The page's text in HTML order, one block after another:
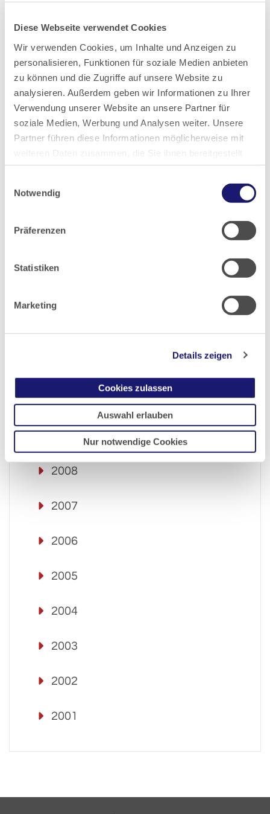
Diese Webseite verwendet Cookies
Wir verwenden Cookies, um Inhalte und Anzeigen zu
personalisieren, Funktionen für soziale Medien anbieten
zu können und die Zugriffe auf unsere Website zu
analysieren. Außerdem geben wir Informationen zu Ihrer
Verwendung unserer Website an unsere Partner für
soziale Medien, Werbung und Analysen weiter. Unsere
Partner führen diese Informationen möglicherweise mit
haben oder die sie im Rahmen Ihrer Nutzung der Dienste
Notwendig
Präferenzen
Statistiken
Marketing
Details zeigen
Cookies zulassen
Auswahl erlauben
Nur notwendige Cookies
2020
2018
2016
2015
2012
2010
2008
2007
2006
2005
2004
2003
2002
2001